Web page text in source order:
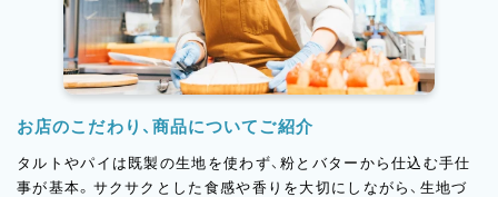
お店のこだわり、商品についてご紹介
タルトやパイは既製の生地を使わず、粉とバターから仕込む手仕
事が基本。サクサクとした食感や香りを大切にしながら、生地づ